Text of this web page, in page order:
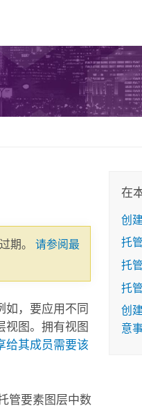
期。请参阅最
如，要应用不同
视图。拥有视图
给其成员需要该
管要素图层中数
在
创
托
托
托
创
意